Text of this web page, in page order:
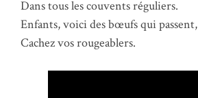
Dans tous les couvents réguliers.
Enfants, voici des bœufs qui passent,
Cachez vos rougeablers.